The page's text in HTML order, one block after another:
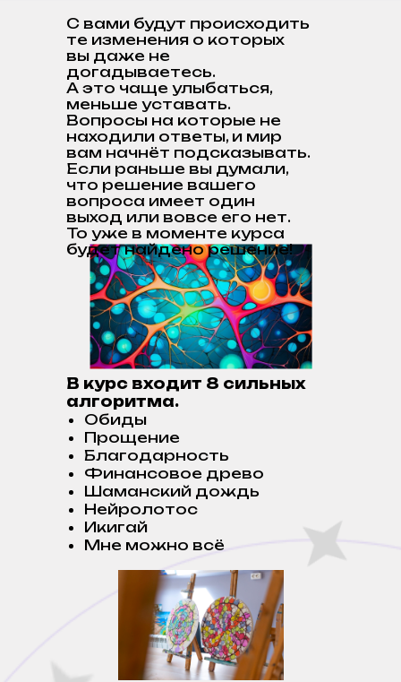
В курс входит 8 сильных
алгоритма.
Обиды
Прощение
Благодарность
Финансовое древо
Шаманский дождь
Нейролотос
Икигай
Мне можно всё
С вами будут происходить
те изменения о которых
вы даже не
догадываетесь.
А это чаще улыбаться,
меньше уставать.
Вопросы на которые не
находили ответы, и мир
вам начнёт подсказывать.
Если раньше вы думали,
что решение вашего
вопроса имеет один
выход или вовсе его нет.
То уже в моменте курса
будет найдено решение!